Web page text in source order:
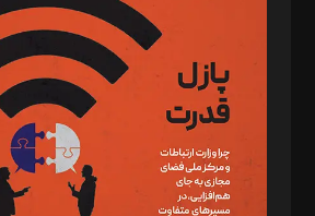
د‌بیر تحریریه آنلاین: بابک نقاش
تحریریه‌: مجتبی محمود‌ی، آرش برهمند، یسنا
مصطفی مسجدی آرانی، ابوالفضل رجبی، زهرا
رستمی،مصطفی باستان
ویرایش: نگار استاد‌‌آقا
طراح یونیفرم: مجید توکلی
فیلمبرداری و عکاسی: امیر شفیعی، مانی لطفی